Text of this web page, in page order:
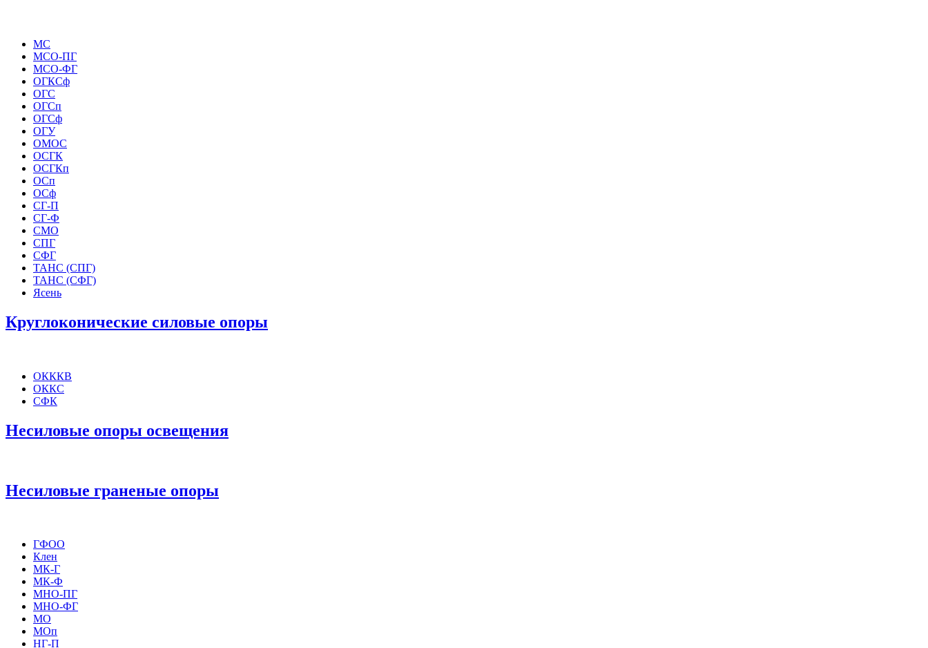
МС
МСО-ПГ
МСО-ФГ
ОГКСф
ОГС
ОГСп
ОГСф
ОГУ
ОМОС
ОСГК
ОСГКп
ОСп
ОСф
СГ-П
СГ-Ф
СМО
СПГ
СФГ
ТАНС (СПГ)
ТАНС (СФГ)
Ясень
Круглоконические силовые опоры
ОКККВ
ОККС
СФК
Несиловые опоры освещения
Несиловые граненые опоры
ГФОО
Клен
МК-Г
МК-Ф
МНО-ПГ
МНО-ФГ
МО
МОп
НГ-П